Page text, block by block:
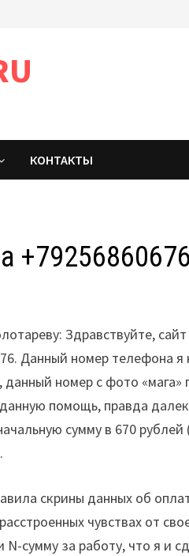
КОНТАКТЫ
+79256860676
Здравствуйте,
Данный номер телефона
данный номер с фото
помощь, правда
сумму в 670
скрины данных об
чувствах от
сумму за работу, что я